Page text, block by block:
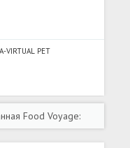
VIRTUAL PET
Food Voyage:
Menu] - полная